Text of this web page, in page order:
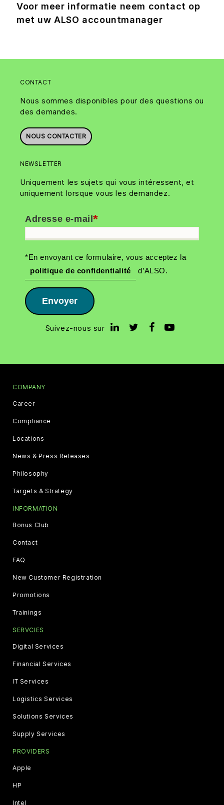
Voor meer informatie neem contact op
met uw ALSO accountmanager
CONTACT
Nous sommes disponibles pour des questions ou
des demandes.
NOUS CONTACTER
NEWSLETTER
Uniquement les sujets qui vous intéressent, et
uniquement lorsque vous les demandez.
*
Adresse e-mail
*En envoyant ce formulaire, vous acceptez la
politique de confidentialité
d’ALSO.
Envoyer
Suivez-nous sur
COMPANY
Career
Compliance
Locations
News & Press Releases
Philosophy
Targets & Strategy
INFORMATION
Bonus Club
Contact
FAQ
New Customer Registration
Promotions
Trainings
SERVCIES
Digital Services
Financial Services
IT Services
Logistics Services
Solutions Services
Supply Services
PROVIDERS
Apple
HP
Intel